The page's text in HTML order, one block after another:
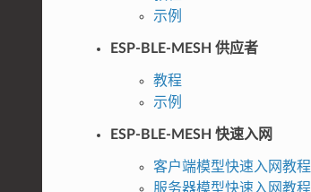
示例
ESP-BLE-MESH 供应者
教程
示例
ESP-BLE-MESH 快速入网
客户端模型快速入网教程
服务器模型快速入网教程